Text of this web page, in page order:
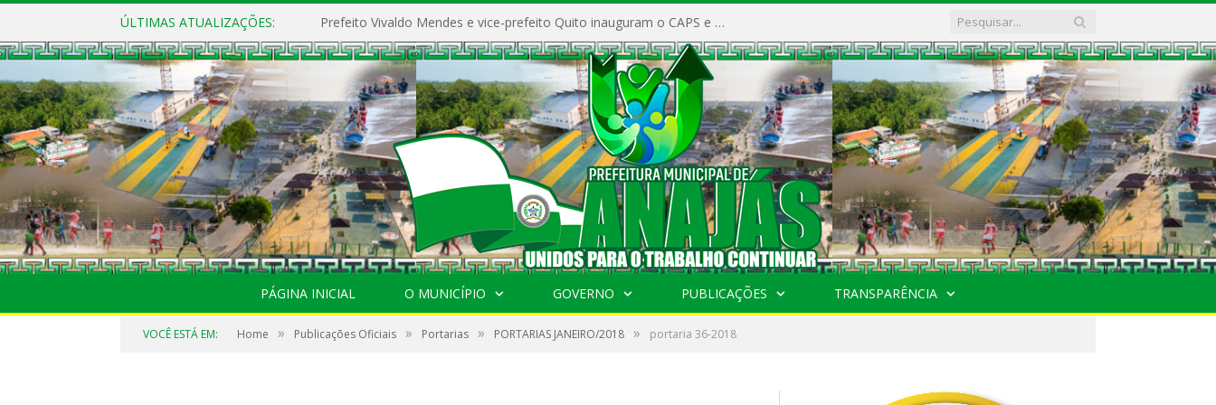
ÚLTIMAS ATUALIZAÇÕES: Prefeito Vivaldo Mendes e vice-prefeito Quito inauguram o CAPS e fortalecem a saúde pública em Anajás.
PÁGINA INICIAL O MUNICÍPIO GOVERNO PUBLICAÇÕES TRANSPARÊNCIA
VOCÊ ESTÁ EM: Home » Publicações Oficiais » Portarias » PORTARIAS JANEIRO/2018 » portaria 36-2018